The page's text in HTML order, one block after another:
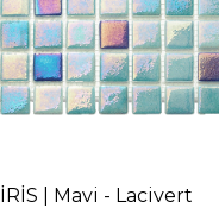
İRİS | Mavi - Lacivert